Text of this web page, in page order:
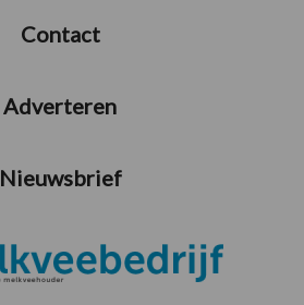
Contact
Adverteren
Nieuwsbrief